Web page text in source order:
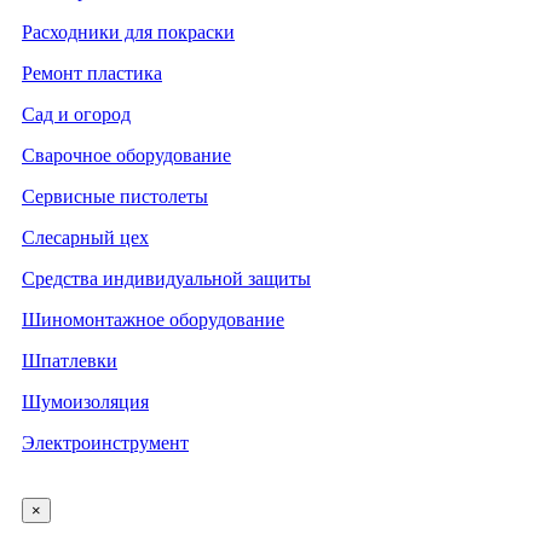
Расходники для покраски
Ремонт пластика
Сад и огород
Сварочное оборудование
Сервисные пистолеты
Слесарный цех
Средства индивидуальной защиты
Шиномонтажное оборудование
Шпатлевки
Шумоизоляция
Электроинструмент
×